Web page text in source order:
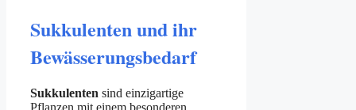
Sukkulenten und ihr
Bewässerungsbedarf
Sukkulenten sind einzigartige